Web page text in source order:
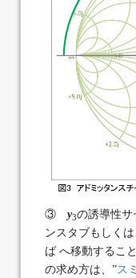
③y3の誘導性サ
ンスタブもしく
ば へ移動するこ
の求め方は、”ス